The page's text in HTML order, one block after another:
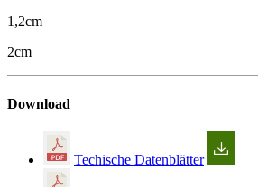
1,2cm
2cm
Download
Techische Datenblätter